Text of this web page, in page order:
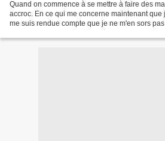
Quand on commence à se mettre à faire des
accroc. En ce qui me concerne maintenant que
me suis rendue compte que je ne m'en sors